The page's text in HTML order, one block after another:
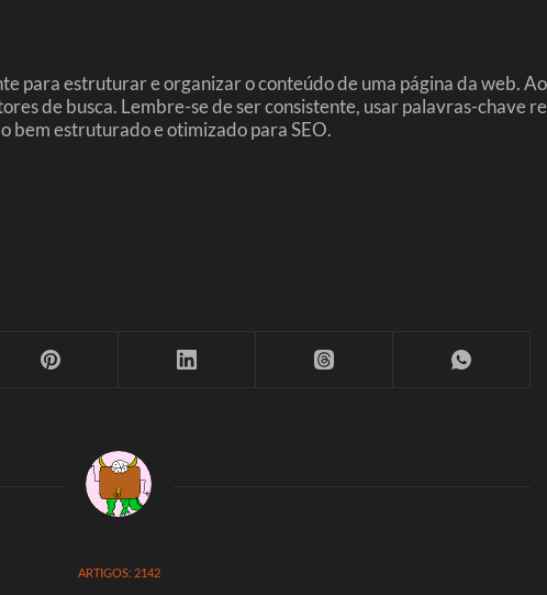
para estruturar e organizar o conteúdo de uma página da web.
de busca. Lembre-se de ser consistente, usar palavras-chave
bem estruturado e otimizado para SEO.
ARTIGOS: 2142